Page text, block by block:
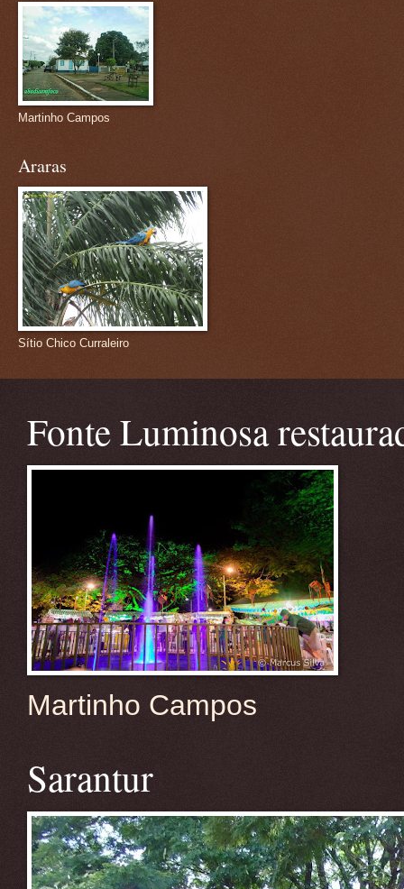
Martinho Campos
Araras
Sítio Chico Curraleiro
Fonte Luminosa
Martinho Campos
Sarantur